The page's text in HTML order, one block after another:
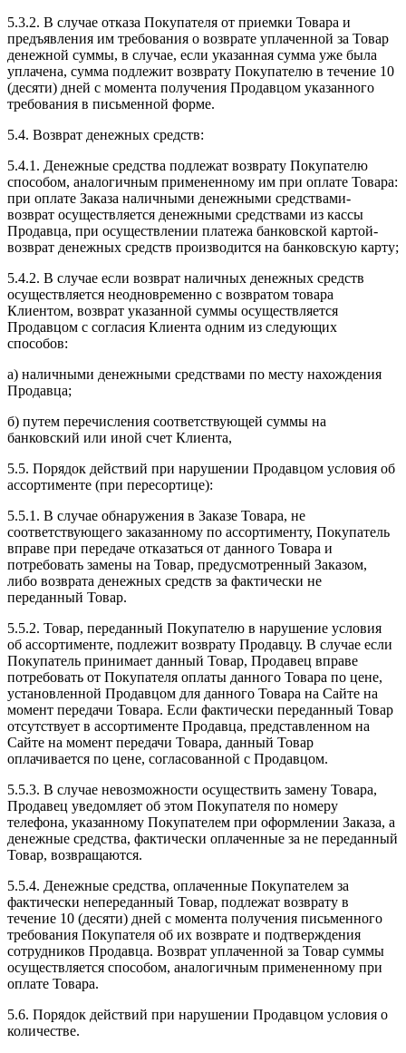
5.3.2. В случае отказа Покупателя от приемки Товара и
предъявления им требования о возврате уплаченной за Товар
денежной суммы, в случае, если указанная сумма уже была
уплачена, сумма подлежит возврату Покупателю в течение 10
(десяти) дней с момента получения Продавцом указанного
требования в письменной форме.
5.4. Возврат денежных средств:
5.4.1. Денежные средства подлежат возврату Покупателю
способом, аналогичным примененному им при оплате Товара:
при оплате Заказа наличными денежными средствами-
возврат осуществляется денежными средствами из кассы
Продавца, при осуществлении платежа банковской картой-
возврат денежных средств производится на банковскую карту;
5.4.2. В случае если возврат наличных денежных средств
осуществляется неодновременно с возвратом товара
Клиентом, возврат указанной суммы осуществляется
Продавцом с согласия Клиента одним из следующих
способов:
а) наличными денежными средствами по месту нахождения
Продавца;
б) путем перечисления соответствующей суммы на
банковский или иной счет Клиента,
5.5. Порядок действий при нарушении Продавцом условия об
ассортименте (при пересортице):
5.5.1. В случае обнаружения в Заказе Товара, не
соответствующего заказанному по ассортименту, Покупатель
вправе при передаче отказаться от данного Товара и
потребовать замены на Товар, предусмотренный Заказом,
либо возврата денежных средств за фактически не
переданный Товар.
5.5.2. Товар, переданный Покупателю в нарушение условия
об ассортименте, подлежит возврату Продавцу. В случае если
Покупатель принимает данный Товар, Продавец вправе
потребовать от Покупателя оплаты данного Товара по цене,
установленной Продавцом для данного Товара на Сайте на
момент передачи Товара. Если фактически переданный Товар
отсутствует в ассортименте Продавца, представленном на
Сайте на момент передачи Товара, данный Товар
оплачивается по цене, согласованной с Продавцом.
5.5.3. В случае невозможности осуществить замену Товара,
Продавец уведомляет об этом Покупателя по номеру
телефона, указанному Покупателем при оформлении Заказа, а
денежные средства, фактически оплаченные за не переданный
Товар, возвращаются.
5.5.4. Денежные средства, оплаченные Покупателем за
фактически непереданный Товар, подлежат возврату в
течение 10 (десяти) дней с момента получения письменного
требования Покупателя об их возврате и подтверждения
сотрудников Продавца. Возврат уплаченной за Товар суммы
осуществляется способом, аналогичным примененному при
оплате Товара.
5.6. Порядок действий при нарушении Продавцом условия о
количестве.